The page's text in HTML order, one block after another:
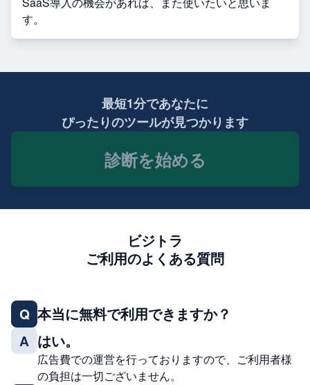
す。
最短1分であなたに
ぴったりのツールが見つかります
診断を始める
ビジトラ
ご利用のよくある質問
Q 本当に無料で利用できますか？
A はい。
広告費での運営を行っておりますので、ご利用者様
の負担は一切ございません。